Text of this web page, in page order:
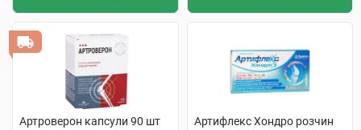
Артроверон капсули 90 шт
Артифлекс Хондро розчин